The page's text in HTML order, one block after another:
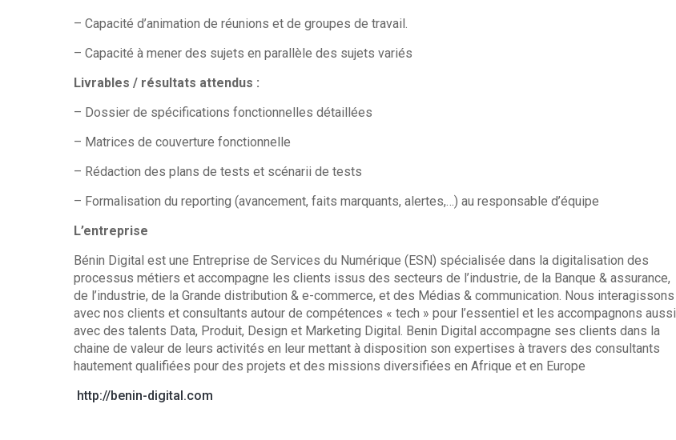
– Capacité d’animation de réunions et de groupes de travail.
– Capacité à mener des sujets en parallèle des sujets variés
Livrables / résultats attendus :
– Dossier de spécifications fonctionnelles détaillées
– Matrices de couverture fonctionnelle
– Rédaction des plans de tests et scénarii de tests
– Formalisation du reporting (avancement, faits marquants, alertes,…) au responsable d’équipe
L’entreprise
Bénin Digital est une Entreprise de Services du Numérique (ESN) spécialisée dans la digitalisation des
processus métiers et accompagne les clients issus des secteurs de l’industrie, de la Banque & assurance,
de l’industrie, de la Grande distribution & e-commerce, et des Médias & communication. Nous interagissons
avec nos clients et consultants autour de compétences « tech » pour l’essentiel et les accompagnons aussi
avec des talents Data, Produit, Design et Marketing Digital. Benin Digital accompagne ses clients dans la
chaine de valeur de leurs activités en leur mettant à disposition son expertises à travers des consultants
hautement qualifiées pour des projets et des missions diversifiées en Afrique et en Europe
http://benin-digital.com